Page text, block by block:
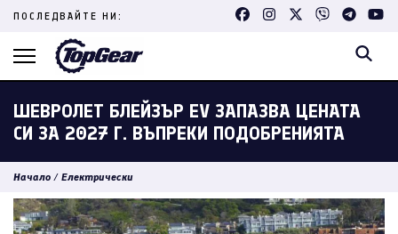
Skip
content
ПОСЛЕДВАЙТЕ НИ:
ШЕВРОЛЕТ БЛЕЙЗЪР EV ЗАПАЗВА ЦЕНАТА
СИ ЗА 2027 Г. ВЪПРЕКИ ПОДОБРЕНИЯТА
Начало / Електрически